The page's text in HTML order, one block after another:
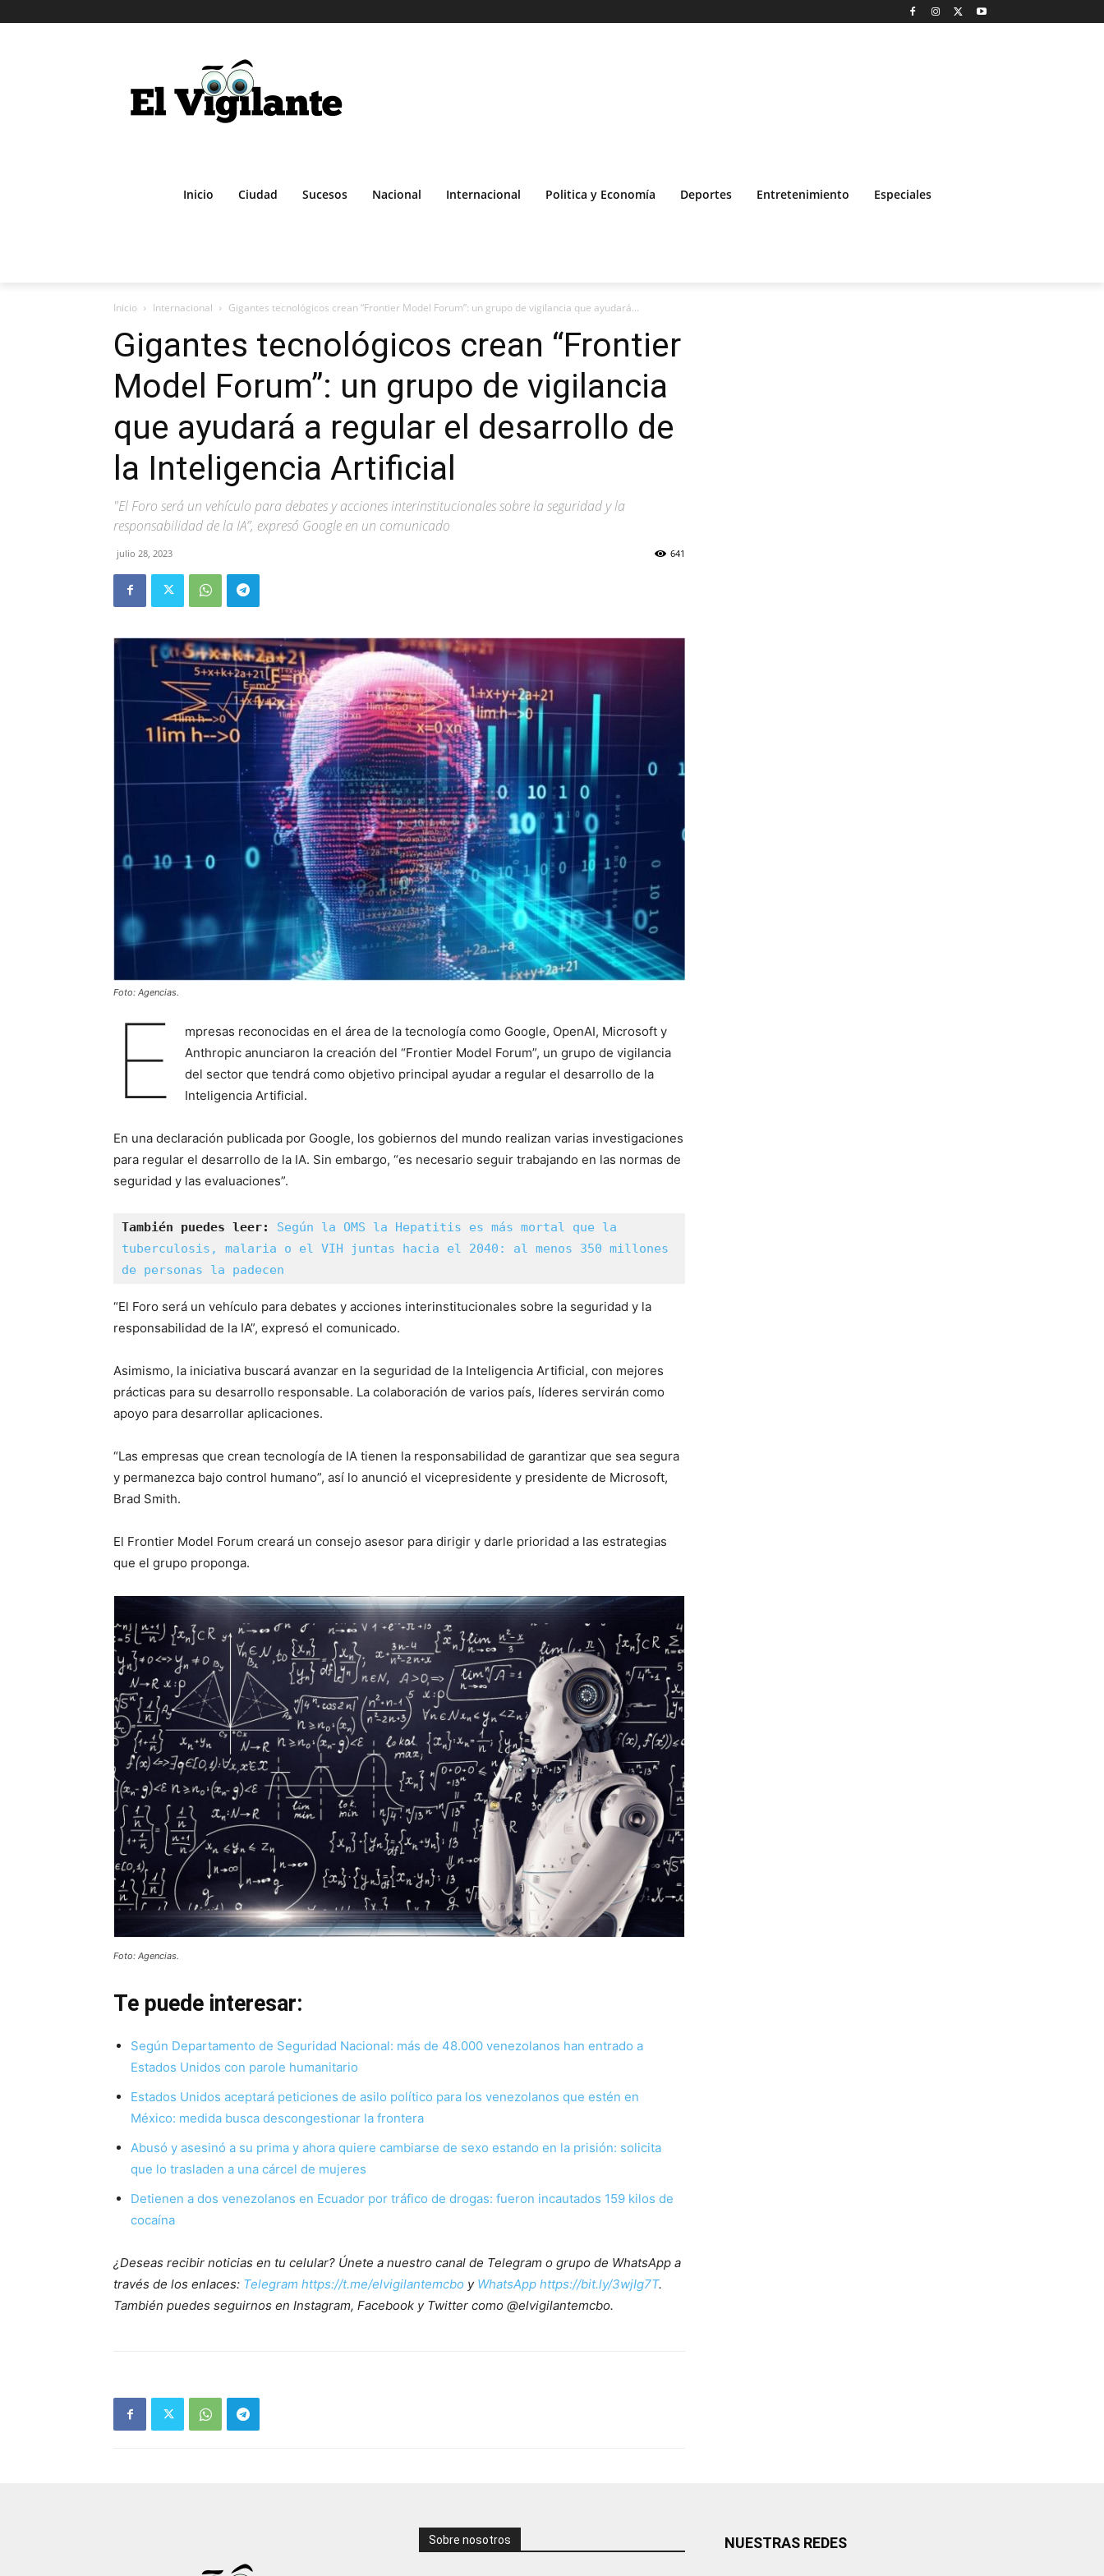
Inicio Ciudad Sucesos Nacional Internacional Politica y Economía Deportes Entretenimiento Especiales
Inicio Internacional Gigantes tecnológicos crean “Frontier Model Forum”: un grupo de vigilancia que ayudará...
Gigantes tecnológicos crean “Frontier
Model Forum”: un grupo de vigilancia
que ayudará a regular el desarrollo de
la Inteligencia Artificial
"El Foro será un vehículo para debates y acciones interinstitucionales sobre la seguridad y la
responsabilidad de la IA”, expresó Google en un comunicado
julio 28, 2023 641
Foto: Agencias.
E
mpresas reconocidas en el área de la tecnología como Google, OpenAI, Microsoft y
Anthropic anunciaron la creación del “Frontier Model Forum”, un grupo de vigilancia
del sector que tendrá como objetivo principal ayudar a regular el desarrollo de la
Inteligencia Artificial.
En una declaración publicada por Google, los gobiernos del mundo realizan varias investigaciones
para regular el desarrollo de la IA. Sin embargo, “es necesario seguir trabajando en las normas de
seguridad y las evaluaciones”.
También puedes leer: Según la OMS la Hepatitis es más mortal que la
tuberculosis, malaria o el VIH juntas hacia el 2040: al menos 350 millones
de personas la padecen
“El Foro será un vehículo para debates y acciones interinstitucionales sobre la seguridad y la
responsabilidad de la IA”, expresó el comunicado.
Asimismo, la iniciativa buscará avanzar en la seguridad de la Inteligencia Artificial, con mejores
prácticas para su desarrollo responsable. La colaboración de varios país, líderes servirán como
apoyo para desarrollar aplicaciones.
“Las empresas que crean tecnología de IA tienen la responsabilidad de garantizar que sea segura
y permanezca bajo control humano”, así lo anunció el vicepresidente y presidente de Microsoft,
Brad Smith.
El Frontier Model Forum creará un consejo asesor para dirigir y darle prioridad a las estrategias
que el grupo proponga.
Foto: Agencias.
Te puede interesar:
Según Departamento de Seguridad Nacional: más de 48.000 venezolanos han entrado a
Estados Unidos con parole humanitario
Estados Unidos aceptará peticiones de asilo político para los venezolanos que estén en
México: medida busca descongestionar la frontera
Abusó y asesinó a su prima y ahora quiere cambiarse de sexo estando en la prisión: solicita
que lo trasladen a una cárcel de mujeres
Detienen a dos venezolanos en Ecuador por tráfico de drogas: fueron incautados 159 kilos de
cocaína
¿Deseas recibir noticias en tu celular? Únete a nuestro canal de Telegram o grupo de WhatsApp a
través de los enlaces: Telegram https://t.me/elvigilantemcbo y WhatsApp https://bit.ly/3wjIg7T.
También puedes seguirnos en Instagram, Facebook y Twitter como @elvigilantemcbo.
Sobre nosotros NUESTRAS REDES